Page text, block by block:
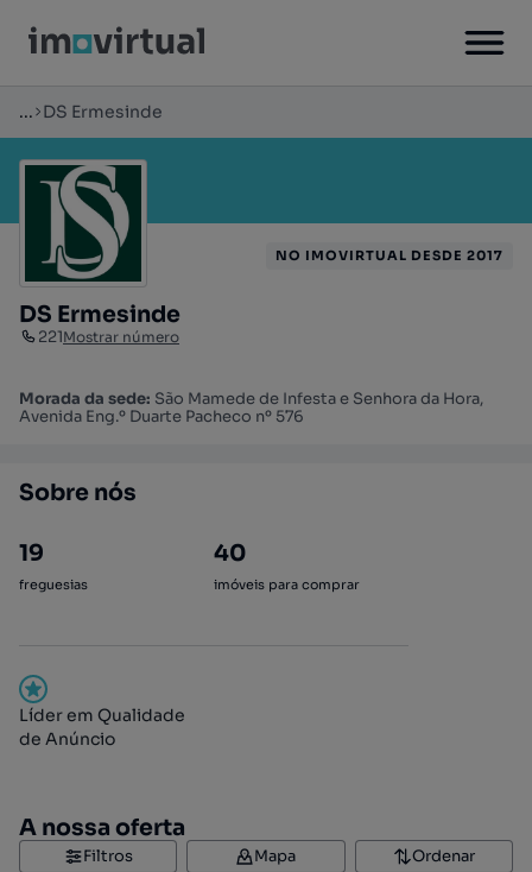
... DS Ermesinde
DS Ermesinde
221Mostrar número
Morada da sede: São Mamede de Infesta e Senhora da Hora,
Avenida Eng.º Duarte Pacheco nº 576
NO IMOVIRTUAL DESDE 2017
Sobre nós
19
freguesias
40
imóveis para comprar
Líder em Qualidade
de Anúncio
A nossa oferta
Filtros Mapa Ordenar